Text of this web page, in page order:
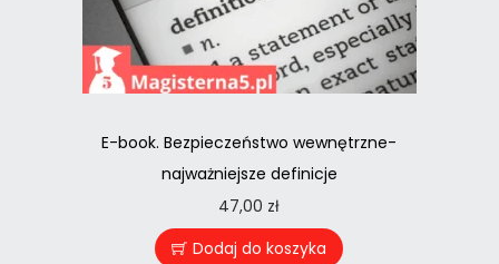
E-book. Bezpieczeństwo wewnętrzne-
najważniejsze definicje
47,00 zł
Dodaj do koszyka